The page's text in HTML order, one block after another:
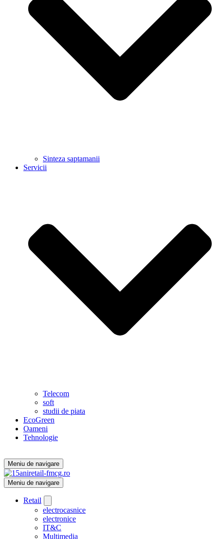
Sinteza saptamanii
Servicii
Telecom
soft
studii de piata
EcoGreen
Oameni
Tehnologie
Meniu de navigare
Meniu de navigare
Retail
electrocasnice
electronice
IT&C
Multimedia